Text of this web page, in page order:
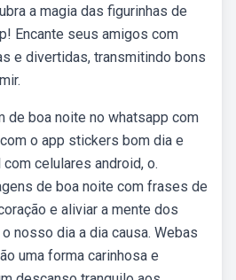
a magia das figurinhas de
Encante seus amigos com
e divertidas, transmitindo bons
de boa noite no whatsapp com
o app stickers bom dia e
celulares android, o.
de boa noite com frases de
e aliviar a mente dos
nosso dia a dia causa. Webas
uma forma carinhosa e